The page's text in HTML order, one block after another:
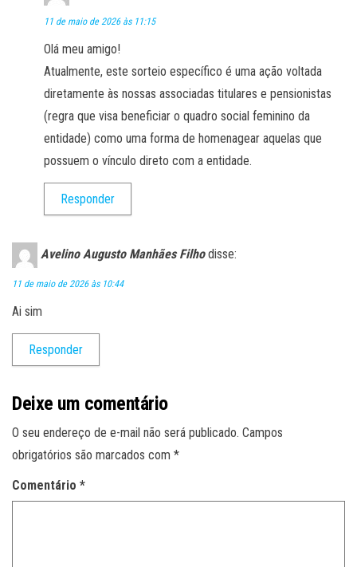
11 de maio de 2026 às 11:15
Olá meu amigo!
Atualmente, este sorteio específico é uma ação voltada
diretamente às nossas associadas titulares e pensionistas
(regra que visa beneficiar o quadro social feminino da
entidade) como uma forma de homenagear aquelas que
possuem o vínculo direto com a entidade.
Responder
Avelino Augusto Manhães Filho disse:
11 de maio de 2026 às 10:44
Ai sim
Responder
Deixe um comentário
O seu endereço de e-mail não será publicado. Campos
obrigatórios são marcados com *
Comentário *